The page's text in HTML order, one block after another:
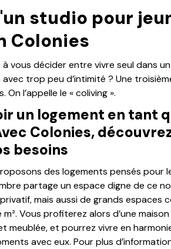
studio pour
Colonies
à vous décider entre vivre seul dans
trop peu d’intimité ? Une
l’appelle le « coliving ».
un logement en tant
Colonies,
besoins
des logements pensés pour
partage un espace digne de ce
mais aussi de grands espaces
Vous profiterez alors d’une
meublée, et pourrez vivre en
avec eux. Pour plus